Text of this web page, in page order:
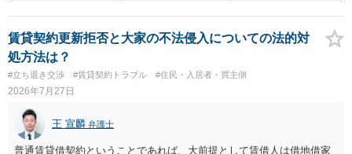
賃貸契約更新拒否と大家の不法侵入についての法的対
処方法は？
#立ち退き交渉 #賃貸契約トラブル #住民・入居者・買主側
2026年7月27日
王 宣麟 弁護士
普通賃貸借契約ということであれば、大前提として賃借人は借地借家